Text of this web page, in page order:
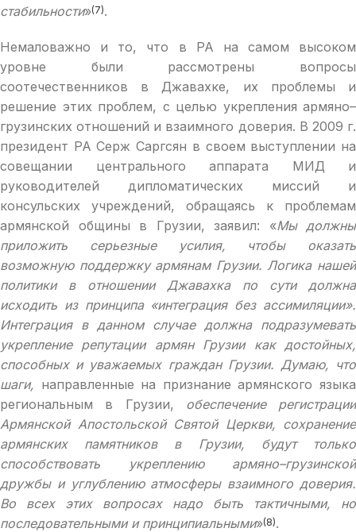
стабильности»(7).
Немаловажно и то, что в РА на самом высоком
уровне были рассмотрены вопросы
соотечественников в Джавахке, их проблемы и
решение этих проблем, с целью укрепления армяно–
грузинских отношений и взаимного доверия. В 2009 г.
президент РА Серж Саргсян в своем выступлении на
совещании центрального аппарата МИД и
руководителей дипломатических миссий и
консульских учреждений, обращаясь к проблемам
армянской общины в Грузии, заявил: «Мы должны
приложить серьезные усилия, чтобы оказать
возможную поддержку армянам Грузии. Логика нашей
политики в отношении Джавахка по сути должна
исходить из принципа «интеграция без ассимиляции».
Интеграция в данном случае должна подразумевать
укрепление репутации армян Грузии как достойных,
способных и уважаемых граждан Грузии. Думаю, что
шаги, направленные на признание армянского языка
региональным в Грузии, обеспечение регистрации
Армянской Апостольской Святой Церкви, сохранение
армянских памятников в Грузии, будут только
способствовать укреплению армяно–грузинской
дружбы и углублению атмосферы взаимного доверия.
Во всех этих вопросах надо быть тактичными, но
последовательными и принципиальными»(8).